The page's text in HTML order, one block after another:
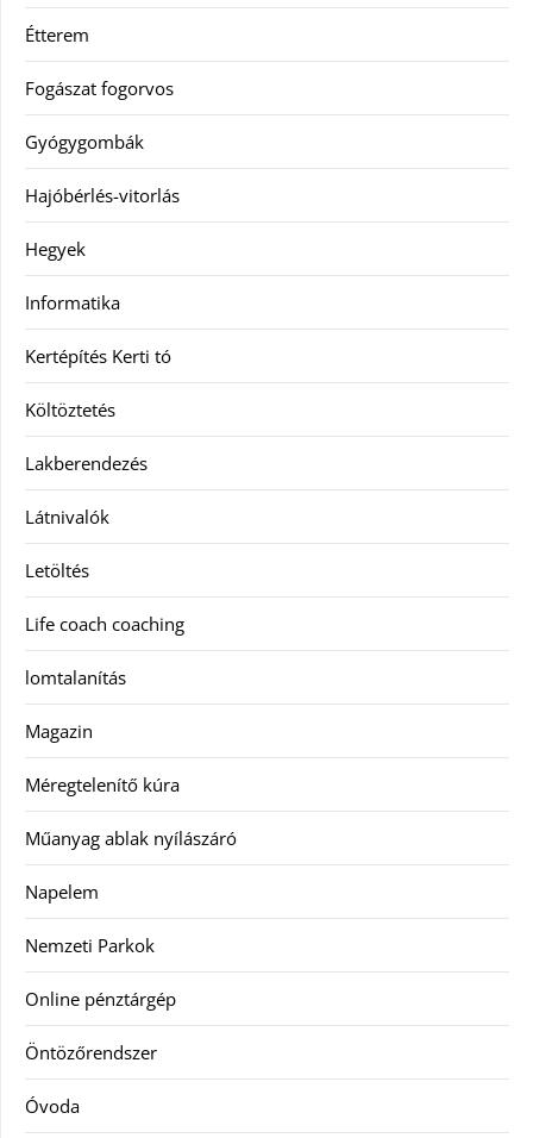
Étterem
Fogászat fogorvos
Gyógygombák
Hajóbérlés-vitorlás
Hegyek
Informatika
Kertépítés Kerti tó
Költöztetés
Lakberendezés
Látnivalók
Letöltés
Life coach coaching
lomtalanítás
Magazin
Méregtelenítő kúra
Műanyag ablak nyílászáró
Napelem
Nemzeti Parkok
Online pénztárgép
Öntözőrendszer
Óvoda